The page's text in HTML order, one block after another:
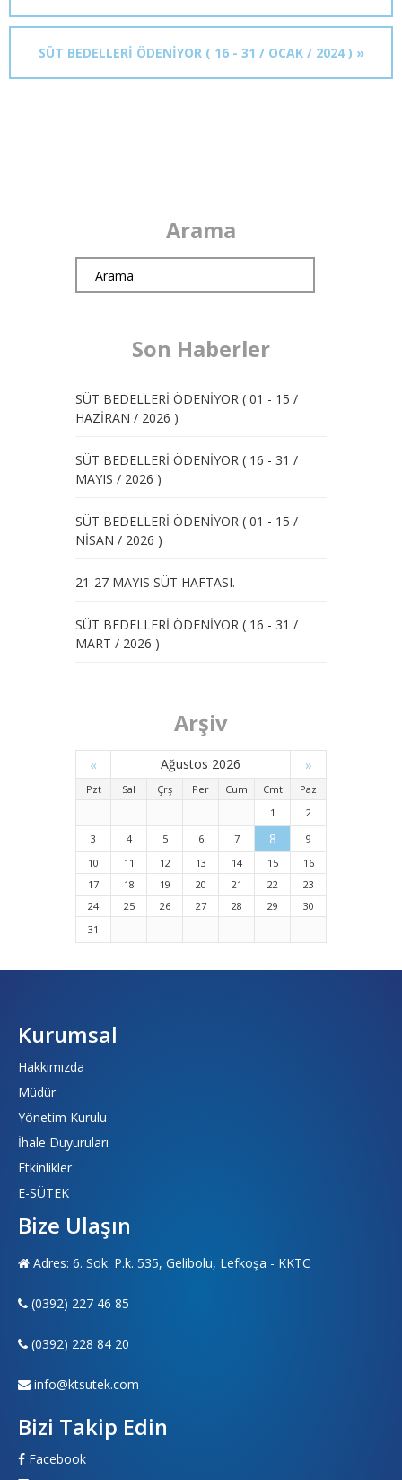
SÜT BEDELLERİ ÖDENİYOR ( 16 - 31 / OCAK / 2024 ) »
Arama
Son Haberler
SÜT BEDELLERİ ÖDENİYOR ( 01 - 15 /
HAZİRAN / 2026 )
SÜT BEDELLERİ ÖDENİYOR ( 16 - 31 /
MAYIS / 2026 )
SÜT BEDELLERİ ÖDENİYOR ( 01 - 15 /
NİSAN / 2026 )
21-27 MAYIS SÜT HAFTASI.
SÜT BEDELLERİ ÖDENİYOR ( 16 - 31 /
MART / 2026 )
Arşiv
« Ağustos 2026 »
Pzt Sal Çrş Per Cum Cmt
Paz
1
2
3
4 5 6 7 8
9
10
11 12 13 14 15
16
17
18 19 20 21 22
23
24
25 26 27 28 29
30
31
Kurumsal
Hakkımızda
Müdür
Yönetim Kurulu
İhale Duyuruları
Etkinlikler
E-SÜTEK
Bize Ulaşın
Adres: 6. Sok. P.k. 535, Gelibolu, Lefkoşa - KKTC
(0392) 227 46 85
(0392) 228 84 20
info@ktsutek.com
Bizi Takip Edin
Facebook